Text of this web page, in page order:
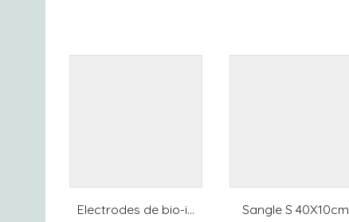
Electrodes de bio-i... Sangle S 40X10cm